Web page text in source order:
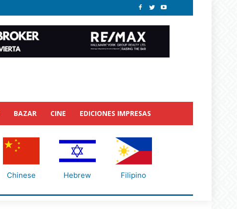
BAZAR CINE EDICIONES IMPRESAS
Chinese Hebrew Filipino